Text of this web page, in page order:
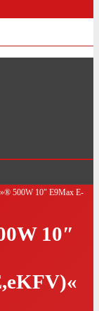
500W 10″ E9Max E-
10″